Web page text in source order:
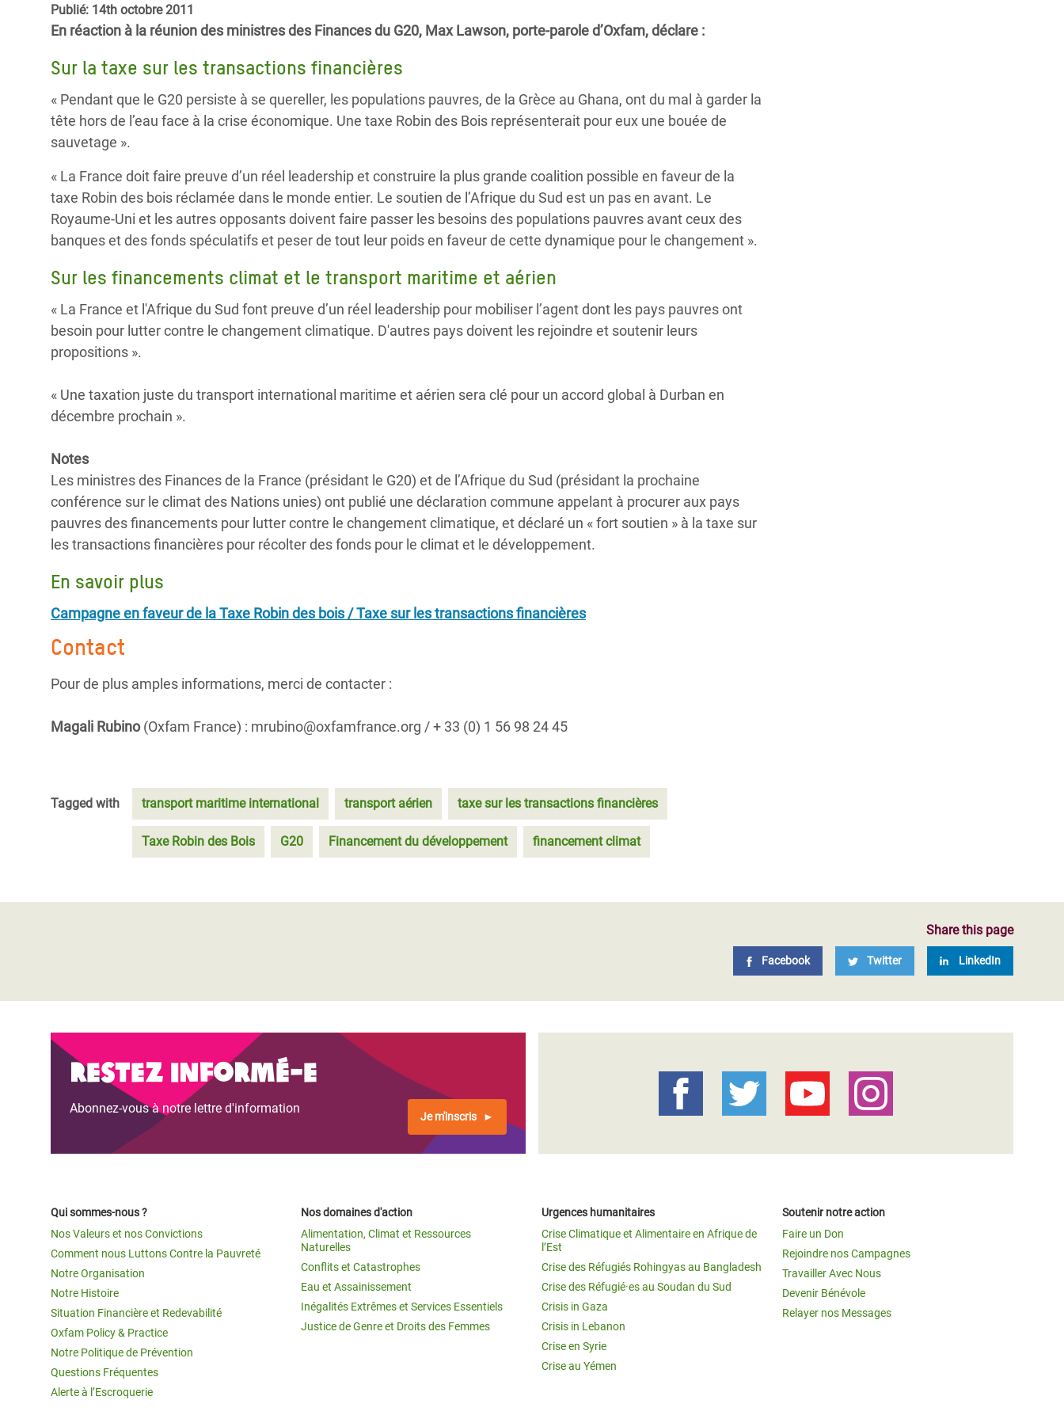
Conflits et Catastrophes
Services Essentiels
Inequality and Rights in a
Digital Age
Alimentaire en Afrique de
Crise au Yémen
Crise des Réfugiés Rohingyas
Crise des Réfugié·es au
Soudan du Sud
Crise en Syrie
#MonClimatMonAvenir
Derrière notre Alimentation
Les Violences Faites aux Femmes et aux
Filles, Ça Suffit !
Publié: 14th octobre 2011
En réaction à la réunion des ministres des Finances du G20, Max Lawson, porte-parole d’Oxfam, déclare :
Sur la taxe sur les transactions financières
« Pendant que le G20 persiste à se quereller, les populations pauvres, de la Grèce au Ghana, ont du mal à garder la
tête hors de l’eau face à la crise économique. Une taxe Robin des Bois représenterait pour eux une bouée de
sauvetage ».
« La France doit faire preuve d’un réel leadership et construire la plus grande coalition possible en faveur de la
taxe Robin des bois réclamée dans le monde entier. Le soutien de l’Afrique du Sud est un pas en avant. Le
Royaume-Uni et les autres opposants doivent faire passer les besoins des populations pauvres avant ceux des
banques et des fonds spéculatifs et peser de tout leur poids en faveur de cette dynamique pour le changement ».
Sur les financements climat et le transport maritime et aérien
« La France et l'Afrique du Sud font preuve d’un réel leadership pour mobiliser l’agent dont les pays pauvres ont
besoin pour lutter contre le changement climatique. D'autres pays doivent les rejoindre et soutenir leurs
propositions ».
« Une taxation juste du transport international maritime et aérien sera clé pour un accord global à Durban en
décembre prochain ».
Notes
Les ministres des Finances de la France (présidant le G20) et de l’Afrique du Sud (présidant la prochaine
conférence sur le climat des Nations unies) ont publié une déclaration commune appelant à procurer aux pays
pauvres des financements pour lutter contre le changement climatique, et déclaré un « fort soutien » à la taxe sur
les transactions financières pour récolter des fonds pour le climat et le développement.
En savoir plus
Campagne en faveur de la Taxe Robin des bois / Taxe sur les transactions financières
Contact
Pour de plus amples informations, merci de contacter :
Magali Rubino(Oxfam France) : mrubino@oxfamfrance.org / + 33 (0) 1 56 98 24 45
Tagged with transport maritime international transport aérien taxe sur les transactions financières
Taxe Robin des Bois G20 Financement du développement financement climat
Share this page
Facebook Twitter LinkedIn
Restez informé-e
Abonnez-vous à notre lettre d'information
Je m'inscris
Qui sommes-nous ?
Nos Valeurs et nos Convictions
Comment nous Luttons Contre la Pauvreté
Notre Organisation
Notre Histoire
Situation Financière et Redevabilité
Oxfam Policy & Practice
Notre Politique de Prévention
Questions Fréquentes
Alerte à l’Escroquerie
Nos domaines d'action
Alimentation, Climat et Ressources
Naturelles
Conflits et Catastrophes
Eau et Assainissement
Inégalités Extrêmes et Services Essentiels
Justice de Genre et Droits des Femmes
Urgences humanitaires
Crise Climatique et Alimentaire en Afrique de
l’Est
Crise des Réfugiés Rohingyas au Bangladesh
Crise des Réfugié·es au Soudan du Sud
Crisis in Gaza
Crisis in Lebanon
Crise en Syrie
Crise au Yémen
Soutenir notre action
Faire un Don
Rejoindre nos Campagnes
Travailler Avec Nous
Devenir Bénévole
Relayer nos Messages